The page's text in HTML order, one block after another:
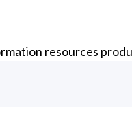
resources